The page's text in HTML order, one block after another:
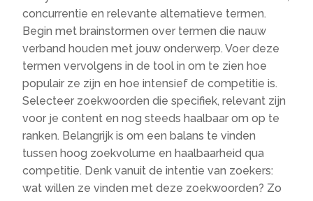
concurrentie en relevante alternatieve termen.​
Begin met brainstormen over termen die nauw
verband houden met jouw onderwerp.​ Voer deze
termen vervolgens in de tool in om te zien hoe
populair ze zijn en hoe intensief de competitie is.​
Selecteer zoekwoorden die specifiek, relevant zijn
voor je content en nog steeds haalbaar om op te
ranken.​ Belangrijk is om een balans te vinden
tussen hoog zoekvolume en haalbaarheid qua
competitie.​ Denk vanuit de intentie van zoekers:
wat willen ze vinden met deze zoekwoorden? Zo